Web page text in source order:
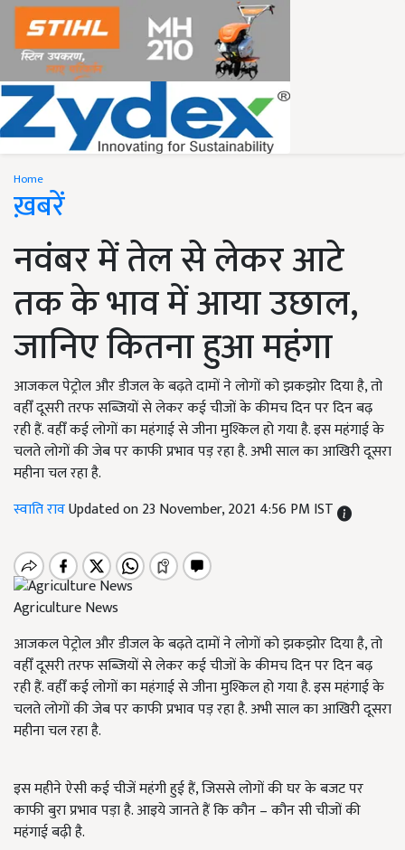
Home
ख़बरें
नवंबर में तेल से लेकर आटे
तक के भाव में आया उछाल,
जानिए कितना हुआ महंगा
आजकल पेट्रोल और डीजल के बढ़ते दामों ने लोगों को झकझोर दिया है, तो
वहीँ दूसरी तरफ सब्जियों से लेकर कई चीजों के कीमच दिन पर दिन बढ़
रही हैं. वहीँ कई लोगों का महंगाई से जीना मुश्किल हो गया है. इस महंगाई के
चलते लोगों की जेब पर काफी प्रभाव पड़ रहा है. अभी साल का आखिरी दूसरा
महीना चल रहा है.
स्वाति रावUpdated on 23 November, 2021 4:56 PM IST
Agriculture News
आजकल पेट्रोल और डीजल के बढ़ते दामों ने लोगों को झकझोर दिया है, तो
वहीँ दूसरी तरफ सब्जियों से लेकर कई चीजों के कीमच दिन पर दिन बढ़
रही हैं. वहीँ कई लोगों का महंगाई से जीना मुश्किल हो गया है. इस महंगाई के
चलते लोगों की जेब पर काफी प्रभाव पड़ रहा है. अभी साल का आखिरी दूसरा
महीना चल रहा है.
इस महीने ऐसी कई चीजें महंगी हुई हैं, जिससे लोगों की घर के बजट पर
काफी बुरा प्रभाव पड़ा है. आइये जानते हैं कि कौन – कौन सी चीजों की
महंगाई बढ़ी है.